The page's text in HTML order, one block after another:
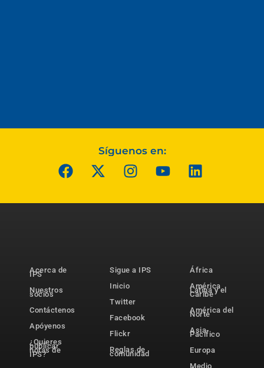
Síguenos en:
Acerca de
IPS
Nuestros
socios
Contáctenos
Apóyenos
¿Quieres
publicar
notas de
IPS?
Sigue a IPS
Inicio
Twitter
Facebook
Flickr
Reglas de
comunidad
África
América
Latina y el
Caribe
América del
Norte
Asia-
Pacífico
Europa
Medio